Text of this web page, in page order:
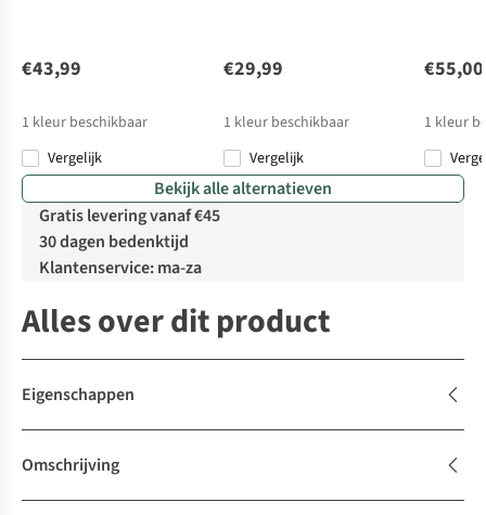
€43,99
1 kleur beschikbaar
Vergelijk
€29,99
1 kleur beschikbaar
Vergelijk
€55,00
1 kleur
Bekijk alle alternatieven
Gratis levering vanaf €45
30 dagen bedenktijd
Klantenservice: ma-za
Alles over dit product
Eigenschappen
Omschrijving